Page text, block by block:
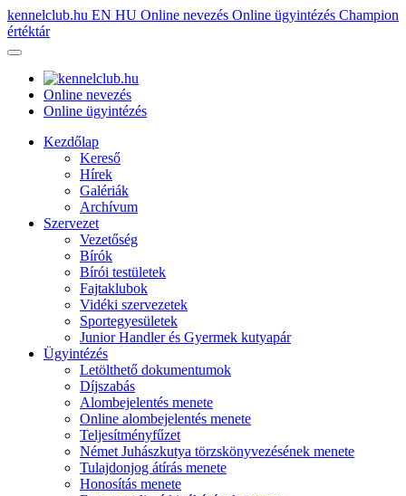
kennelclub.hu EN HU Online nevezés Online ügyintézés Champion
értéktár
Online nevezés
Online ügyintézés
Kezdőlap
Kereső
Hírek
Galériák
Archívum
Szervezet
Vezetőség
Bírók
Bírói testületek
Fajtaklubok
Vidéki szervezetek
Sportegyesületek
Junior Handler és Gyermek kutyapár
Ügyintézés
Letölthető dokumentumok
Díjszabás
Alombejelentés menete
Online alombejelentés menete
Teljesítményfűzet
Német Juhászkutya törzskönyvezésének menete
Tulajdonjog átírás menete
Honosítás menete